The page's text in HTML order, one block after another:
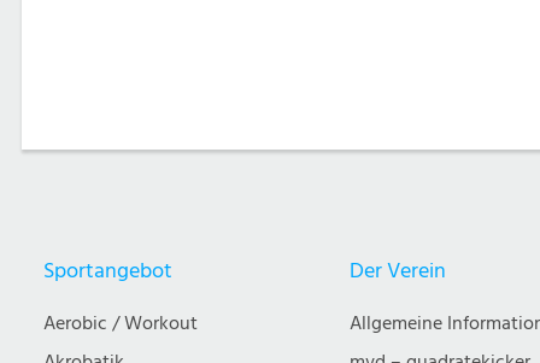
Sportangebot
Aerobic / Workout
Der Verein
Allgemeine